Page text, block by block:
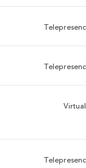
Virtual